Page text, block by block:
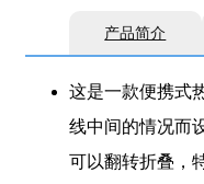
产品简介
这是一款便携式
线中间的情况而
可以翻转折叠，